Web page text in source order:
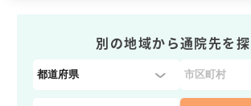
別の地域から通院先を
都